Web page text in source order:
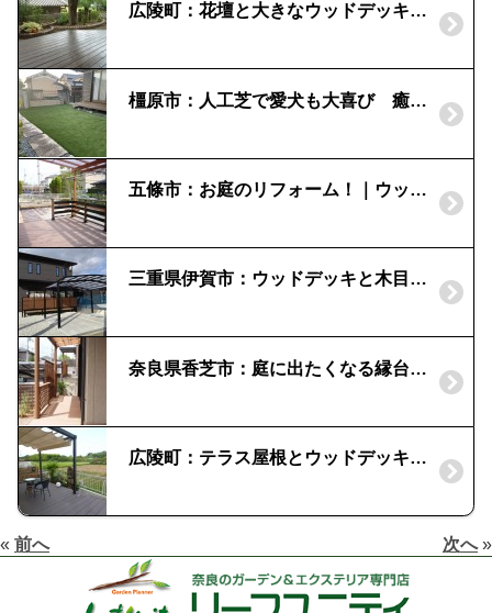
広陵町：花壇と大きなウッドデッキの施工|「ウエスタン・レッドシダー」
橿原市：人工芝で愛犬も大喜び 癒しのお庭
五條市：お庭のリフォーム！｜ウッドデッキとテラスルーフを設置
三重県伊賀市：ウッドデッキと木目のフェンスが目を引く外構
奈良県香芝市：庭に出たくなる縁台デッキ｜「ＬＩＸＩＬ」樹の木Ⅲ
広陵町：テラス屋根とウッドデッキでアウトドアリビング｜「タカショー」エバーエコウッド＆ポーチガーデン
« 前へ 次へ»